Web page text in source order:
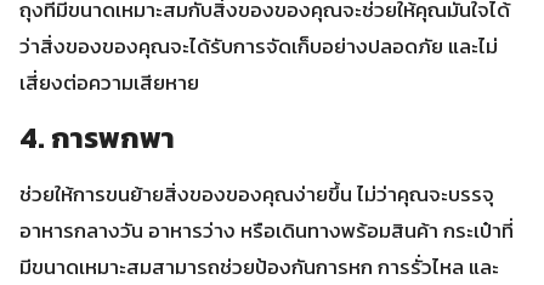
ถุงที่มีขนาดเหมาะสมกับสิ่งของของคุณจะช่วยให้คุณมั่นใจได้
ว่าสิ่งของของคุณจะได้รับการจัดเก็บอย่างปลอดภัย และไม่
เสี่ยงต่อความเสียหาย
4. การพกพา
ช่วยให้การขนย้ายสิ่งของของคุณง่ายขึ้น ไม่ว่าคุณจะบรรจุ
อาหารกลางวัน อาหารว่าง หรือเดินทางพร้อมสินค้า กระเป๋าที่
มีขนาดเหมาะสมสามารถช่วยป้องกันการหก การรั่วไหล และ